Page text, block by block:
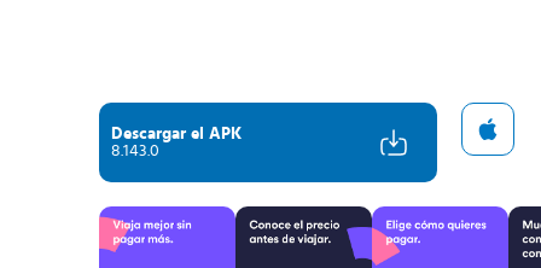
Descargar el APK
8.143.0